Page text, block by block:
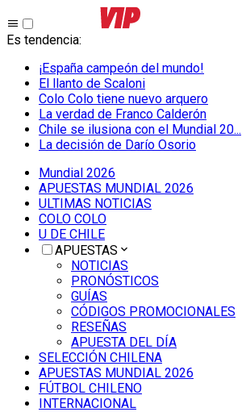
Es tendencia:
¡España campeón del mundo!
El llanto de Scaloni
Colo Colo tiene nuevo arquero
La verdad de Franco Calderón
Chile se ilusiona con el Mundial 20...
La decisión de Darío Osorio
Mundial 2026
APUESTAS MUNDIAL 2026
ULTIMAS NOTICIAS
COLO COLO
U DE CHILE
APUESTAS
NOTICIAS
PRONÓSTICOS
GUÍAS
CÓDIGOS PROMOCIONALES
RESEÑAS
APUESTA DEL DÍA
SELECCIÓN CHILENA
APUESTAS MUNDIAL 2026
FÚTBOL CHILENO
INTERNACIONAL